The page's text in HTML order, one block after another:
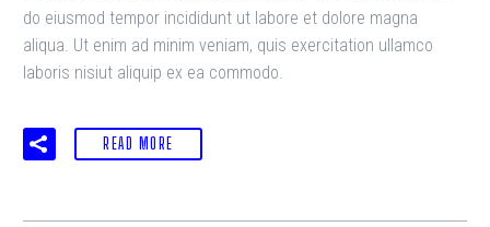
do eiusmod tempor incididunt ut labore et dolore magna
aliqua. Ut enim ad minim veniam, quis exercitation ullamco
laboris nisiut aliquip ex ea commodo.
READ MORE